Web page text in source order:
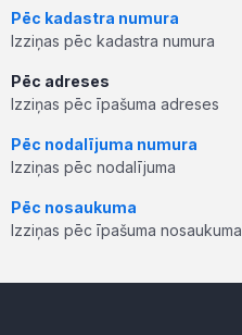
Pēc kadastra numura
Izziņas pēc kadastra numura
Pēc adreses
Izziņas pēc īpašuma adreses
Pēc nodalījuma numura
Izziņas pēc nodalījuma
Pēc nosaukuma
Izziņas pēc īpašuma nosaukuma